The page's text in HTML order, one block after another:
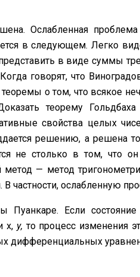
Ослабленная
в следующем. Легко
в виде суммы
говорят, что
о том, что всякое
теорему
свойства целых
решению, а решена
не столько в том, что
метод — метод
частности, ослабленную
Если состо­яние
х, у, то процесс изменения
дифференциаль­ных